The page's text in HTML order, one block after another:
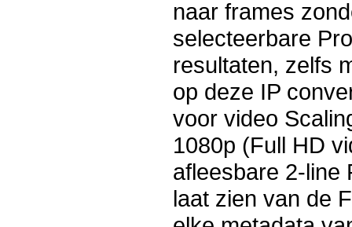
naar frames
selecteerbare
resultaten, zelfs
op deze IP
voor video
1080p (Full HD
afleesbare 2-line
laat zien van de